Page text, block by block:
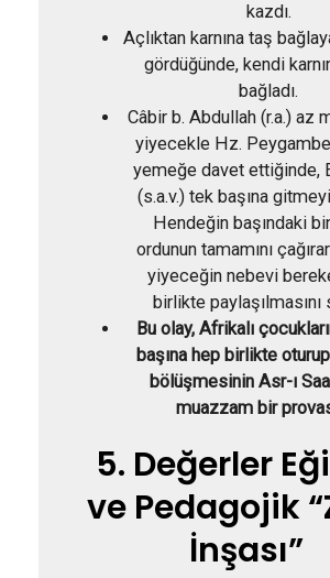
kazdı.
Açlıktan karnına taş
gördüğünde, kendi
bağladı.
Câbir b. Abdullah (r.a.) az
yiyecekle Hz.
yemeğe davet ettiğinde,
(s.a.v.) tek başına
Hendeğin başındaki
ordunun tamamını
yiyeceğin nebevi
birlikte paylaşılmasını
Bu olay, Afrikalı
başına hep birlikte
bölüşmesinin Asr-ı
muazzam bir
5. Değerler
ve Pedagojik
İnşası”